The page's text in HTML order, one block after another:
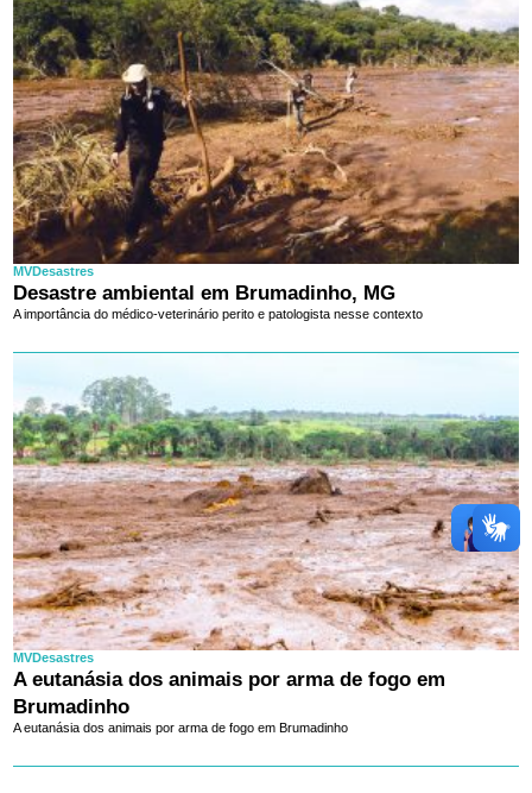
MVDesastres
Desastre ambiental em Brumadinho, MG
A importância do médico-veterinário perito e patologista nesse contexto
MVDesastres
A eutanásia dos animais por arma de fogo em
Brumadinho
A eutanásia dos animais por arma de fogo em Brumadinho